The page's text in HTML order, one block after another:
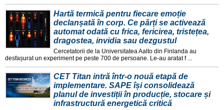
Hartă termică pentru fiecare emoție
declanșată în corp. Ce părți se activează
automat odată cu frica, fericirea, tristețea,
dragostea, invidia sau dezgustul
Cercetatorii de la Universitatea Aalto din Finlanda au
desfașurat un experiment pe peste 700 de persoane. Le-au aratat f ...
CET Titan intră într-o nouă etapă de
implementare. SAPE își consolidează
planul de investiții în producție, stocare și
infrastructură energetică critică